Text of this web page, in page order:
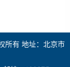
所有 地址：北京市